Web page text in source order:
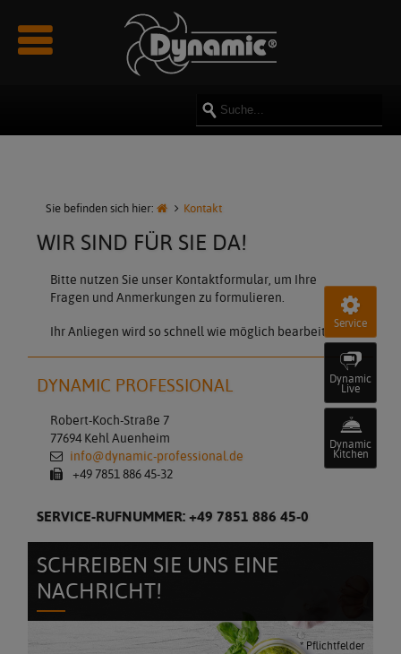
Service
Dynamic
Live
Dynamic
Kitchen
Sie befinden sich hier: Kontakt
WIR SIND FÜR SIE DA!
Bitte nutzen Sie unser Kontaktformular, um Ihre
Fragen und Anmerkungen zu formulieren.
Ihr Anliegen wird so schnell wie möglich bearbeitet.
DYNAMIC PROFESSIONAL
Robert-Koch-Straße 7
77694 Kehl Auenheim
info@dynamic-professional.de
+49 7851 886 45-32
SERVICE-RUFNUMMER: +49 7851 886 45-0
SCHREIBEN SIE UNS EINE
NACHRICHT!
* Pflichtfelder
Partner & Sponsoring
Kundenmeinungen - Referenzen
Kataloge & Prospekte